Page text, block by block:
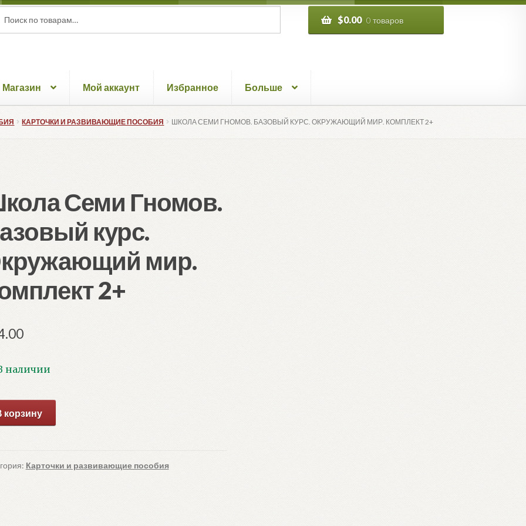
$0.00 0 товаров
Магазин Мой аккаунт Избранное Больше
КАРТОЧКИ И РАЗВИВАЮЩИЕ ПОСОБИЯ ШКОЛА СЕМИ ГНОМОВ. БАЗОВЫЙ КУРС. ОКРУЖАЮЩИЙ МИР. КОМПЛЕКТ 2+
Семи Гномов.
курс.
мир.
2+
наличии
корзину
Карточки и развивающие пособия